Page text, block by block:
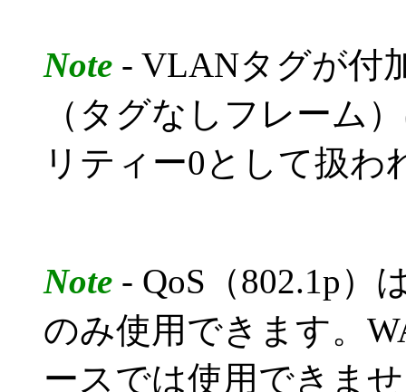
Note - VLANタグが付
（タグなしフレーム
リティー0として扱わ
Note - QoS（802.1p）
のみ使用できます。
ースでは使用できま